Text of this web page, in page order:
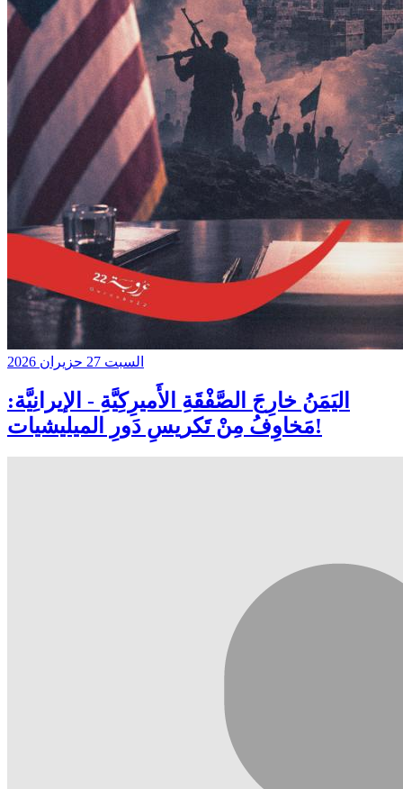
السبت 27 حزيران 2026
اليَمَنُ خارِجَ الصَّفْقَةِ الأَميرِكِيَّةِ - الإيرانِيَّة:
مَخاوِفُ مِنْ تَكريسِ دَورِ الميليشيات!